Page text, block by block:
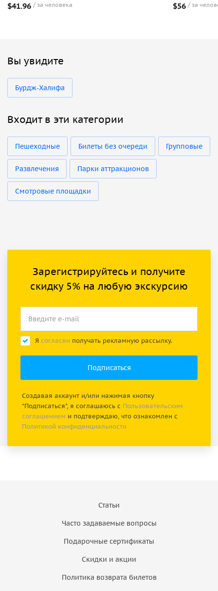
$41.96 за человека $56 за
Вы увидите
Бурдж-Халифа
Входит в эти категории
Пешеходные Билеты без очереди Групповые
Развлечения Парки аттракционов
Смотровые площадки
Зарегистрируйтесь и получите
скидку 5% на любую экскурсию
Я согласен получать рекламную рассылку.
Создавая аккаунт и/или нажимая кнопку
"Подписаться", я соглашаюсь с Пользовательским
соглашением и подтверждаю, что ознакомлен с
Политикой конфиденциальности
Статьи
Часто задаваемые вопросы
Подарочные сертификаты
Скидки и акции
Политика возврата билетов